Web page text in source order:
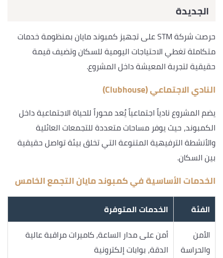
الجديدة
حرصت شركة STM على تجهيز كمبوند مايان بمنظومة خدمات
متكاملة تغطي الاحتياجات اليومية للسكان وتضيف قيمة
حقيقية لتجربة المعيشة داخل المشروع.
النادي الاجتماعي (Clubhouse)
يضم المشروع نادياً اجتماعياً يُعد محوراً للحياة الاجتماعية داخل
الكمبوند، حيث يوفر مساحات متعددة للتجمعات العائلية
والأنشطة الترفيهية المتنوعة التي تخلق بيئة تواصل حقيقية
بين السكان.
الخدمات الأساسية في كمبوند مايان التجمع الخامس
الفئة
الخدمات المتوفرة
الأمن
والحراسة
أمن على مدار الساعة، كاميرات مراقبة عالية
الدقة، بوابات إلكترونية